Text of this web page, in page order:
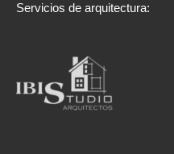
Servicios de arquitectura: